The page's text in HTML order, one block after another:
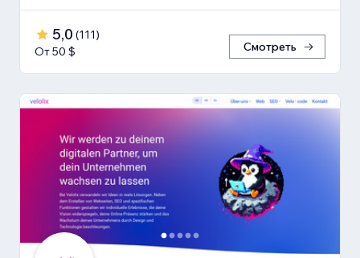
5,0 (111)
От 50 $
Смотреть